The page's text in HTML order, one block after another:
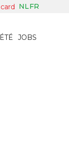
NLFR
JOBS